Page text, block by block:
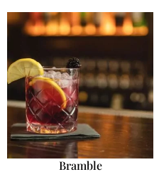
Bramble